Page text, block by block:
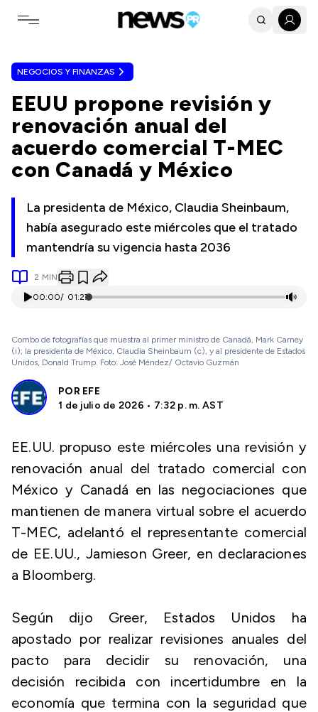
Toggle navigation menu
NEGOCIOS Y FINANZAS
EEUU propone revisión y
renovación anual del
acuerdo comercial T-MEC
con Canadá y México
La presidenta de México, Claudia Sheinbaum,
había asegurado este miércoles que el tratado
mantendría su vigencia hasta 2036
2 MIN
00:00/ 01:27
Combo de fotografías que muestra al primer ministro de Canadá, Mark Carney
(i); la presidenta de México, Claudia Sheinbaum (c), y al presidente de Estados
Unidos, Donald Trump. Foto: José Méndez/ Octavio Guzmán
POR EFE
1 de julio de 2026 • 7:32 p. m. AST
EE.UU. propuso este miércoles una revisión y
renovación anual del tratado comercial con
México y Canadá en las negociaciones que
mantienen de manera virtual sobre el acuerdo
T-MEC, adelantó el representante comercial
de EE.UU., Jamieson Greer, en declaraciones
a Bloomberg.
Según dijo Greer, Estados Unidos ha
apostado por realizar revisiones anuales del
pacto para decidir su renovación, una
decisión recibida con incertidumbre en la
economía que termina con la seguridad que